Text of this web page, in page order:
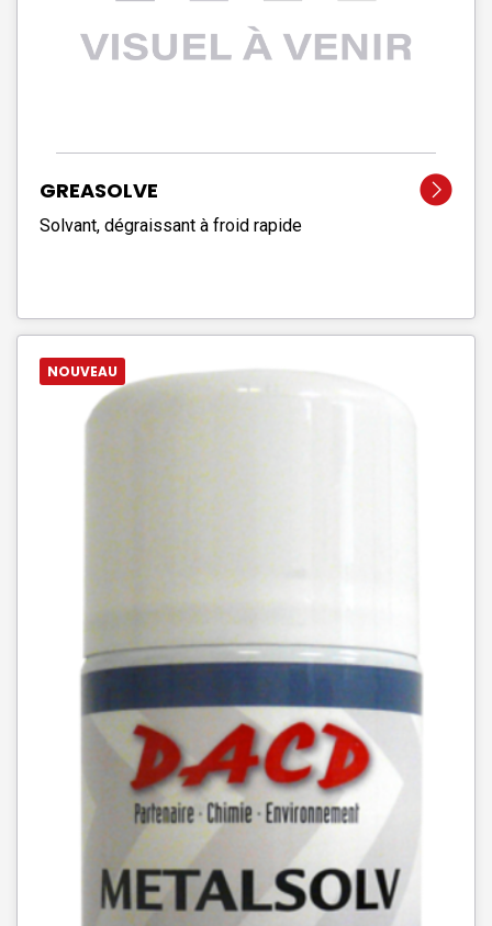
GREASOLVE
Solvant, dégraissant à froid rapide
NOUVEAU